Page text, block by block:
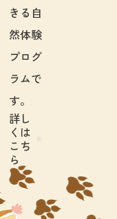
きる自
然体験
プログ
ラムで
す。
詳し
くは
こち
ら